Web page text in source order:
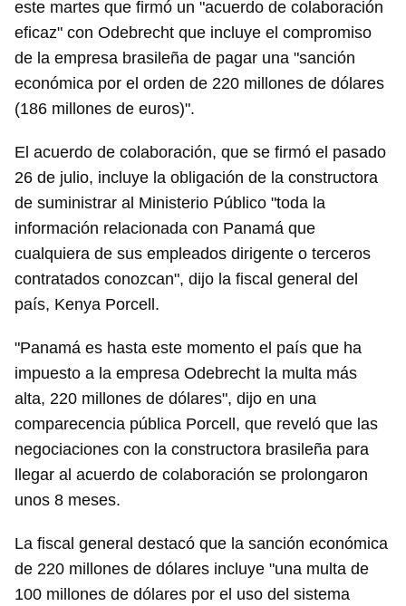
este martes que firmó un "acuerdo de colaboración
eficaz" con Odebrecht que incluye el compromiso
de la empresa brasileña de pagar una "sanción
económica por el orden de 220 millones de dólares
(186 millones de euros)".
El acuerdo de colaboración, que se firmó el pasado
26 de julio, incluye la obligación de la constructora
de suministrar al Ministerio Público "toda la
información relacionada con Panamá que
cualquiera de sus empleados dirigente o terceros
contratados conozcan", dijo la fiscal general del
país, Kenya Porcell.
"Panamá es hasta este momento el país que ha
impuesto a la empresa Odebrecht la multa más
alta, 220 millones de dólares", dijo en una
comparecencia pública Porcell, que reveló que las
negociaciones con la constructora brasileña para
llegar al acuerdo de colaboración se prolongaron
unos 8 meses.
La fiscal general destacó que la sanción económica
de 220 millones de dólares incluye "una multa de
100 millones de dólares por el uso del sistema